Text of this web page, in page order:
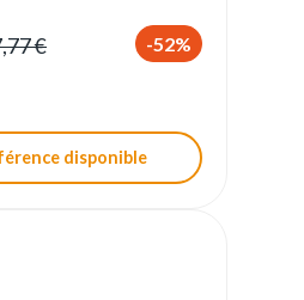
€ -52%
disponible